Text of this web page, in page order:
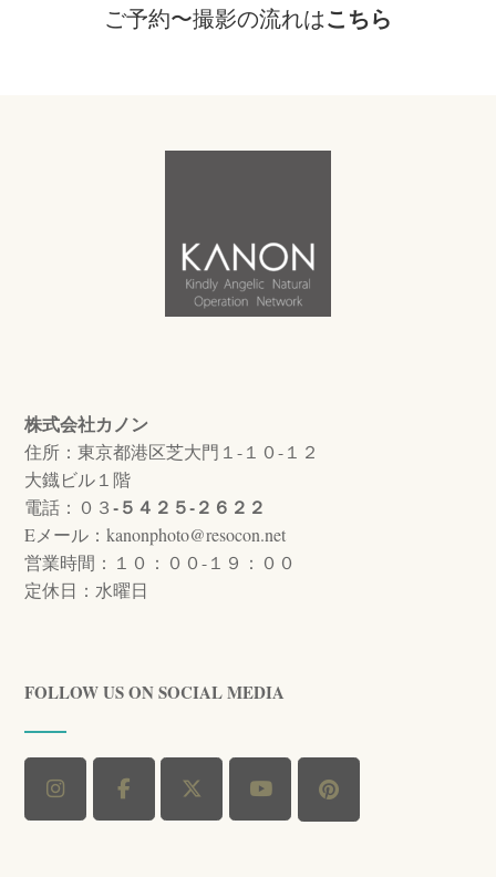
ご予約〜撮影の流れはこちら
株式会社カノン
住所：東京都港区芝大門１-１０-１２
大鐡ビル１階
電話：０３-５４２５-２６２２
Eメール：kanonphoto@resocon.net
営業時間：１０：００-１９：００
定休日：水曜日
FOLLOW US ON SOCIAL MEDIA